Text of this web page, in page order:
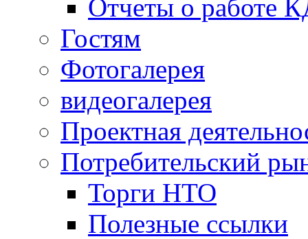
Отчеты о работе
Гостям
Фотогалерея
видеогалерея
Проектная
Потребительский
Торги НТО
Полезные ссылки